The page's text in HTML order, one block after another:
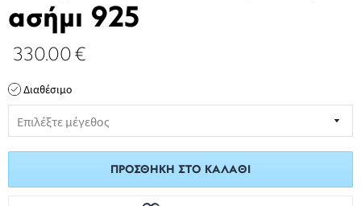
ασήμι 925
330.00 €
Διαθέσιμο
ΠΡΟΣΘΉΚΗ ΣΤΟ ΚΑΛΆΘΙ